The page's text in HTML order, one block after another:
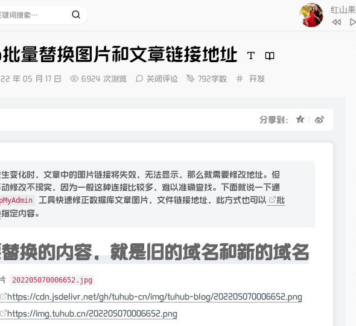
红山果
量替换图片和文章链接地址
年 05 月 17 日 6924 次浏览 关闭评论 792字数
分
开发
分享到：
变化时，文章中的图片链接将失效，无法显示，那么就需要修改地址。但
修改不现实，因为一般这种连接比较多，难以准确查找。下面就说一下通
工具快速修正数据库文章图片，文件链接地址，此方式也可以
批
指定内容。
换的内容，就是旧的域名和新的域名
202205070006652.jpg
https://cdn.jsdelivr.net/gh/tuhub-cn/img/tuhub-blog/202205070006652.png
https://img.tuhub.cn/202205070006652.png